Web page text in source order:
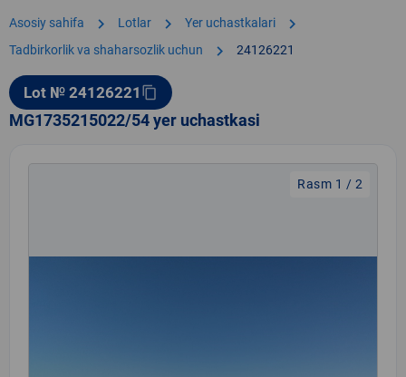
Asosiy sahifa chevron_right Lotlar chevron_right Yer uchastkalari chevron_right
Tadbirkorlik va shaharsozlik uchun chevron_right 24126221
Lot № 24126221 content_copy
MG1735215022/54 yer uchastkasi
Rasm 1 / 2